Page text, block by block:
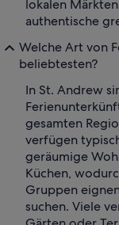
lokalen
authentische
Welche Art von
beliebtesten?
In St. Andrew
gesamten
verfügen
geräumige
Küchen,
Gruppen
suchen. Viele